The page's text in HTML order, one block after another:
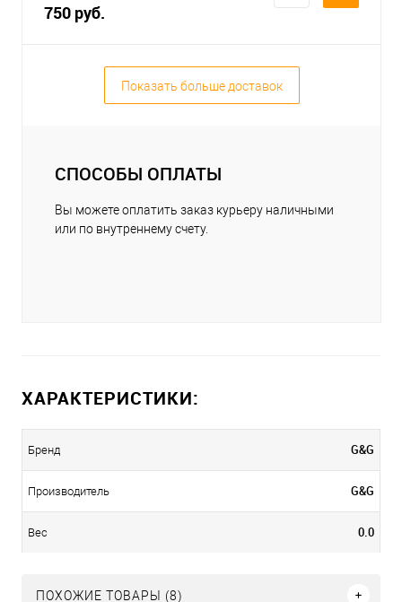
750 руб.
Показать больше доставок
СПОСОБЫ ОПЛАТЫ
Вы можете оплатить заказ курьеру наличными
или по внутреннему счету.
ХАРАКТЕРИСТИКИ:
Бренд G&G
Производитель G&G
Вес 0.0
ПОХОЖИЕ ТОВАРЫ (8)